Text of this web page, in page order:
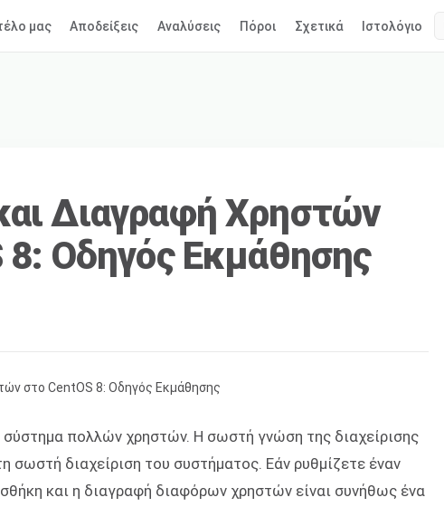
μας Αποδείξεις Αναλύσεις Πόροι Σχετικά Ιστολόγιο
Διαγραφή Χρηστών
8: Οδηγός Εκμάθησης
σύστημα πολλών χρηστών. Η σωστή γνώση της διαχείρισης
σωστή διαχείριση του συστήματος. Εάν ρυθμίζετε έναν
και η διαγραφή διαφόρων χρηστών είναι συνήθως ένα